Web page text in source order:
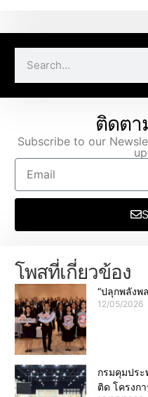
ติดตา
Subscribe to our
โพสที่เกี่ยวข้อง
“ปลุกพลังพ
12/05/2026
กรมคุมประ
ติด โครงกา